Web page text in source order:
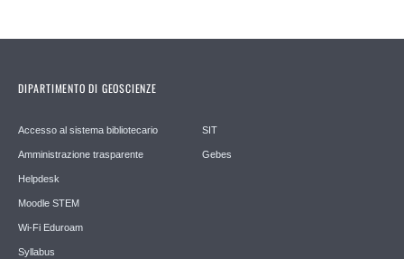
DIPARTIMENTO DI GEOSCIENZE
Accesso al sistema bibliotecario
Amministrazione trasparente
Helpdesk
Moodle STEM
Wi-Fi Eduroam
Syllabus
SIT
Gebes